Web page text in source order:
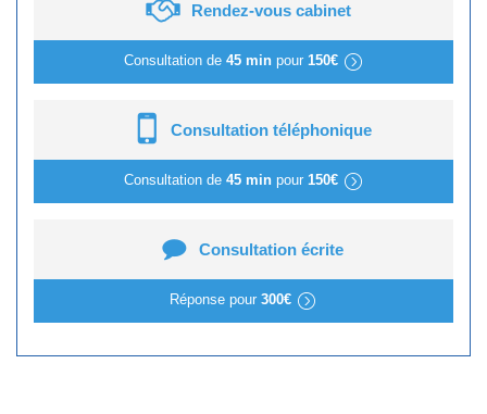
Rendez-vous cabinet
Consultation de 45 minpour 150€
Consultation téléphonique
Consultation de 45 minpour 150€
Consultation écrite
Réponse pour 300€